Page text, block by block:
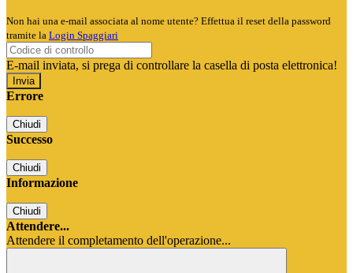
Non hai una e-mail associata al nome utente? Effettua il reset della password
tramite la Login Spaggiari
E-mail inviata, si prega di controllare la casella di posta elettronica!
Errore
Chiudi
Successo
Chiudi
Informazione
Chiudi
Attendere...
Attendere il completamento dell'operazione...